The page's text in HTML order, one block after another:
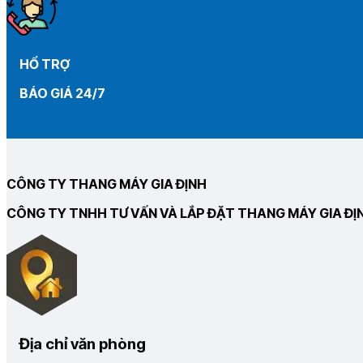
HỔ TRỢ
BÁO GIÁ 24/7
CÔNG TY THANG MÁY GIA ĐỊNH
CÔNG TY TNHH TƯ VẤN VÀ LẮP ĐẶT THANG MÁY GIA
Địa chỉ văn phòng